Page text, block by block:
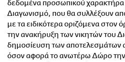
δεδομένα προσωπικού
Διαγωνισμό, που θα συλλέξουν
με τα ειδικότερα οριζόμενα
την ανακήρυξη των νικητών του
δημοσίευση των αποτελεσμάτων
όσον αφορά το ανωτέρω Δώρο